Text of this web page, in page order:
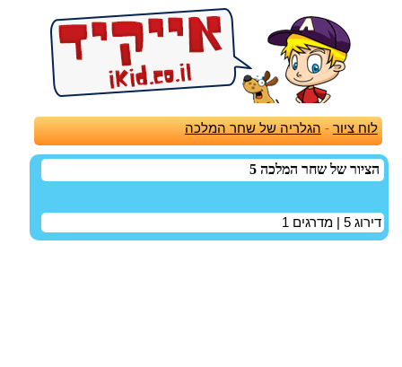
לוח ציור - הגלריה של שחר המלכה
הציור של שחר המלכה 5
דירוג 5 | מדרגים 1